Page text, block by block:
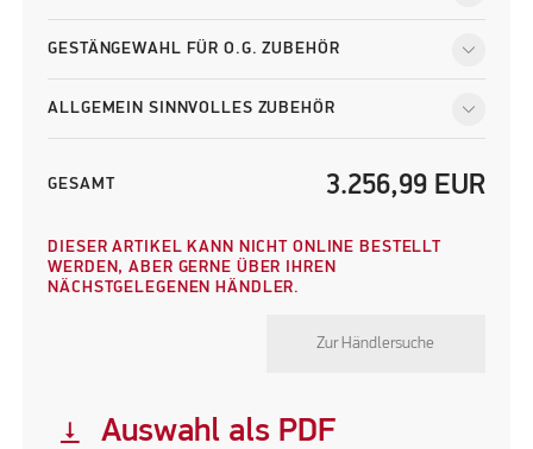
GESTÄNGEWAHL FÜR O.G. ZUBEHÖR
ALLGEMEIN SINNVOLLES ZUBEHÖR
GESAMT 3.256,99 EUR
DIESER ARTIKEL KANN NICHT ONLINE BESTELLT
WERDEN, ABER GERNE ÜBER IHREN
NÄCHSTGELEGENEN HÄNDLER.
Zur Händlersuche
vertical_align_bottom
Auswahl als PDF